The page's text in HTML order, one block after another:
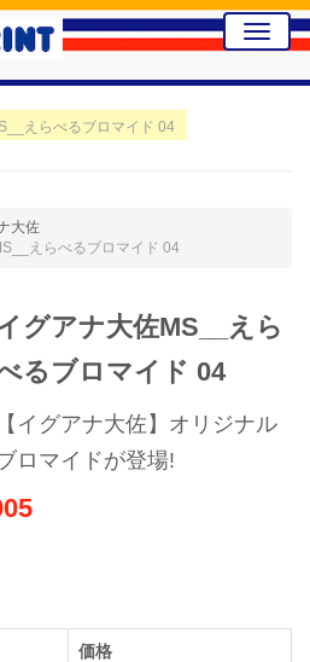
Toggle
えらべるブロマイド 04
大佐
えらべるブロマイド 04
グアナ大佐MS__えら
るブロマイド 04
【イグアナ大佐】オリジナル
ロマイドが登場!
価格